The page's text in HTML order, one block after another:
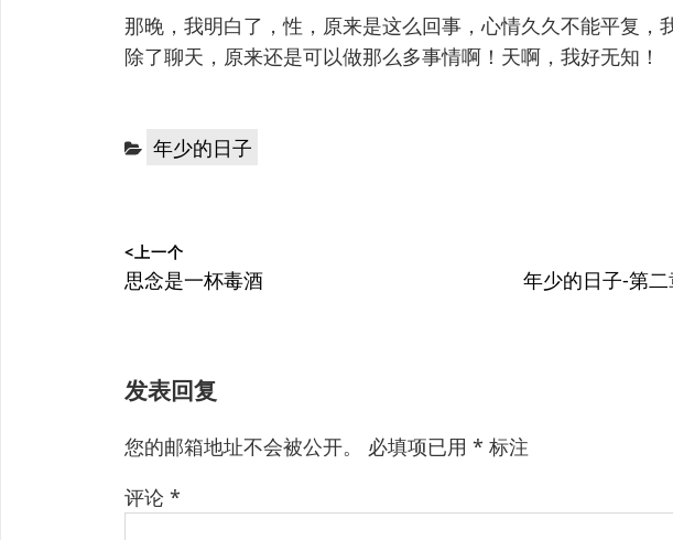
那晚，我明白了，性，原来是这么回事，心情久久不能平复，
除了聊天，原来还是可以做那么多事情啊！天啊，我好无知！
分 年少的日子
章
航
<上一个
上
章：
思念是一杯毒酒
下
年少的日子-第
发表回复
您的邮箱地址不会被公开。 必填项已用 * 标注
评论 *